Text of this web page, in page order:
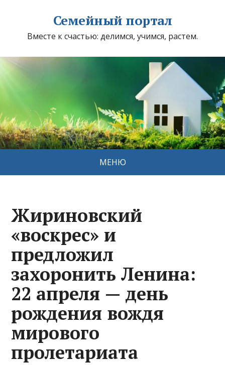
Семейный портал
Вместе к счастью: делимся, учимся, растем.
МЕНЮ
Жириновский
«воскрес» и
предложил
захоронить Ленина:
22 апреля — день
рождения вождя
мирового
пролетариата